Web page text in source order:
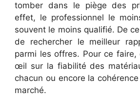
tomber dans le piège des
effet, le professionnel le
souvent le moins qualifié. De
de rechercher le meilleur
parmi les offres. Pour ce
œil sur la fiabilité des
chacun ou encore la
marché.